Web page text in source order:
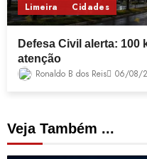
Limeira Cidades
Defesa Civil alerta: 100
atenção
Ronaldo B dos Reis 06/08/
Veja Também ...